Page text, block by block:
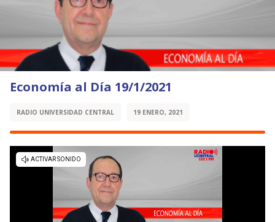
Economía al Día 19/1/2021
RADIO UNIVERSIDAD CENTRAL 19 ENERO, 2021